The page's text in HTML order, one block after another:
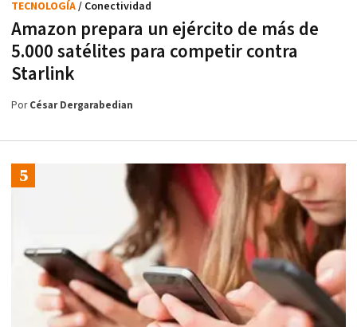
Amazon prepara un ejército de más de
5.000 satélites para competir contra
Starlink
TECNOLOGÍA/ Conectividad
PorCésar Dergarabedian